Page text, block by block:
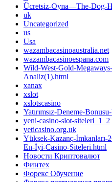
Ücretsiz-Oyna—The-Dog-
uk
Uncategorized
us
Usa
wazambacasinoaustralia.net
wazambacasinoespana.com
Wild-West-Gold-
Analiz(1).html
xanax
xslot
xslotscasino
Yatırımsız-Deneme-
yeni-casino-slot-siteleri_1_2
yeticasino.org.uk
Yüksek-Kazanç-İmkanları-
En-İyi-Casino-Siteleri.html
Новости Криптовалют
Финтех
Форекс Обучение